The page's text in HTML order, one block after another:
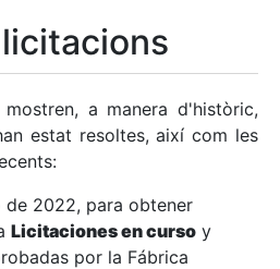
a manera d'històric,
estat resoltes, així com les
2022, para obtener
Licitaciones en curso y
por la Fábrica